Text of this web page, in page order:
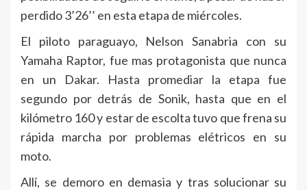
perdido 3’26’’ en esta etapa de miércoles.
El piloto paraguayo, Nelson Sanabria con su
Yamaha Raptor, fue mas protagonista que nunca
en un Dakar. Hasta promediar la etapa fue
segundo por detrás de Sonik, hasta que en el
kilómetro 160 y estar de escolta tuvo que frena su
rápida marcha por problemas elétricos en su
moto.
Allí, se demoro en demasia y tras solucionar su